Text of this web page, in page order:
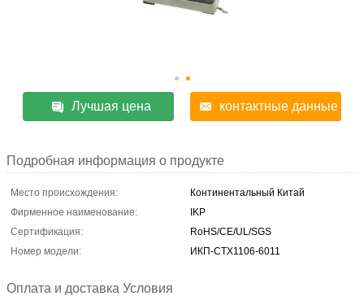
Лучшая цена контактные данные
Подробная информация о продукте
Место происхождения:
Континентальный Китай
Фирменное наименование:
IKP
Сертификация:
RoHS/CE/UL/SGS
Номер модели:
ИКП-CTX1106-6011
Оплата и доставка Условия